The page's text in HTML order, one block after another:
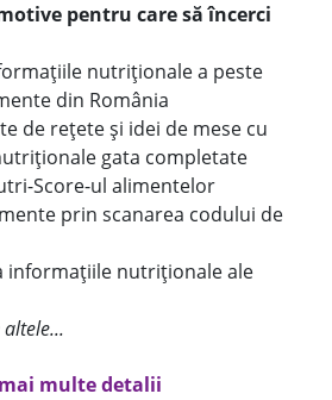
pentru care să încerci
nutriționale a peste
din România
de rețete și idei de mese cu
gata completate
Score-ul alimentelor
prin scanarea codului de
informațiile nutriționale ale
multe detalii